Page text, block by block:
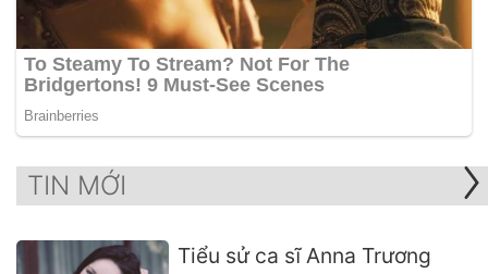
TIN MỚI
Tiểu sử ca sĩ Anna Trương